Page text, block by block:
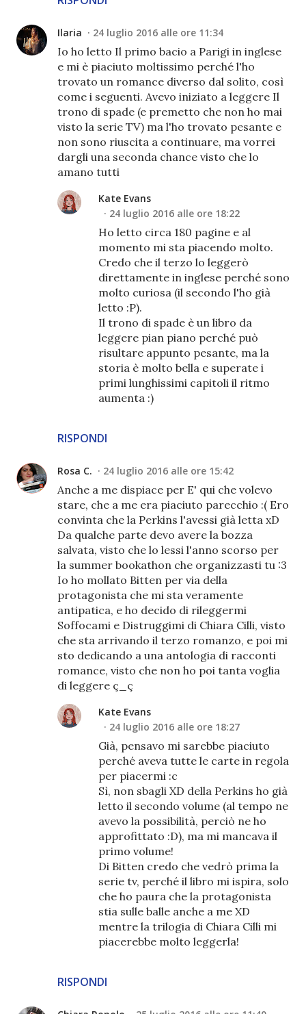
Ilaria 24 luglio 2016 alle ore 11:34
Io ho letto Il primo bacio a Parigi in inglese
e mi è piaciuto moltissimo perché l'ho
trovato un romance diverso dal solito, così
come i seguenti. Avevo iniziato a leggere Il
trono di spade (e premetto che non ho mai
visto la serie TV) ma l'ho trovato pesante e
non sono riuscita a continuare, ma vorrei
dargli una seconda chance visto che lo
amano tutti
RISPONDI
Kate Evans
24 luglio 2016 alle ore 18:22
Ho letto circa 180 pagine e al
momento mi sta piacendo molto.
Credo che il terzo lo leggerò
direttamente in inglese perché sono
molto curiosa (il secondo l'ho già
letto :P).
Il trono di spade è un libro da
leggere pian piano perché può
risultare appunto pesante, ma la
storia è molto bella e superate i
primi lunghissimi capitoli il ritmo
aumenta :)
Rosa C. 24 luglio 2016 alle ore 15:42
Anche a me dispiace per E' qui che volevo
stare, che a me era piaciuto parecchio :( Ero
convinta che la Perkins l'avessi già letta xD
Da qualche parte devo avere la bozza
salvata, visto che lo lessi l'anno scorso per
la summer bookathon che organizzasti tu :3
Io ho mollato Bitten per via della
protagonista che mi sta veramente
antipatica, e ho decido di rileggermi
Soffocami e Distruggimi di Chiara Cilli, visto
che sta arrivando il terzo romanzo, e poi mi
sto dedicando a una antologia di racconti
romance, visto che non ho poi tanta voglia
di leggere ç_ç
RISPONDI
Kate Evans
24 luglio 2016 alle ore 18:27
Già, pensavo mi sarebbe piaciuto
perché aveva tutte le carte in regola
per piacermi :c
Sì, non sbagli XD della Perkins ho già
letto il secondo volume (al tempo ne
avevo la possibilità, perciò ne ho
approfittato :D), ma mi mancava il
primo volume!
Di Bitten credo che vedrò prima la
serie tv, perché il libro mi ispira, solo
che ho paura che la protagonista
stia sulle balle anche a me XD
mentre la trilogia di Chiara Cilli mi
piacerebbe molto leggerla!